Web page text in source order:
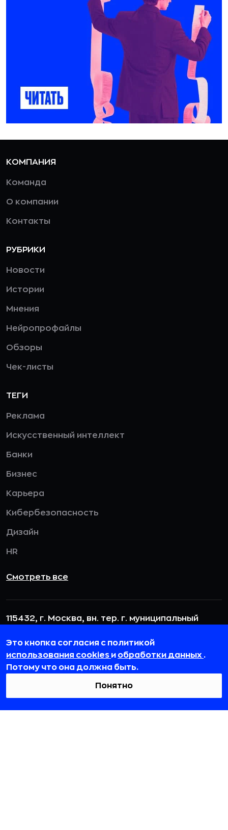
КОМПАНИЯ
Команда
О компании
Контакты
РУБРИКИ
Новости
Истории
Мнения
Нейропрофайлы
Обзоры
Чек-листы
ТЕГИ
Реклама
Искусственный интеллект
Банки
Бизнес
Карьера
Кибербезопасность
Дизайн
HR
Смотреть все
115432, г. Москва, вн. тер. г. муниципальный
Это кнопка согласия с политикой
использования cookies и обработки данных .
Потому что она должна быть.
Понятно